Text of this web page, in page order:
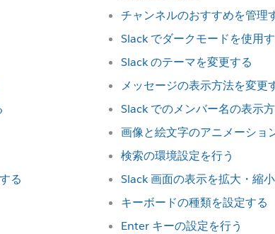
る
チャンネルのおすすめを管理
Slack でダークモードを使用
Slack のテーマを変更する
メッセージの表示方法を変更
Slack でのメンバー名の表示
画像と絵文字のアニメーショ
検索の環境設定を行う
Slack 画面の表示を拡大・縮
キーボードの種類を設定する
Enter キーの設定を行う